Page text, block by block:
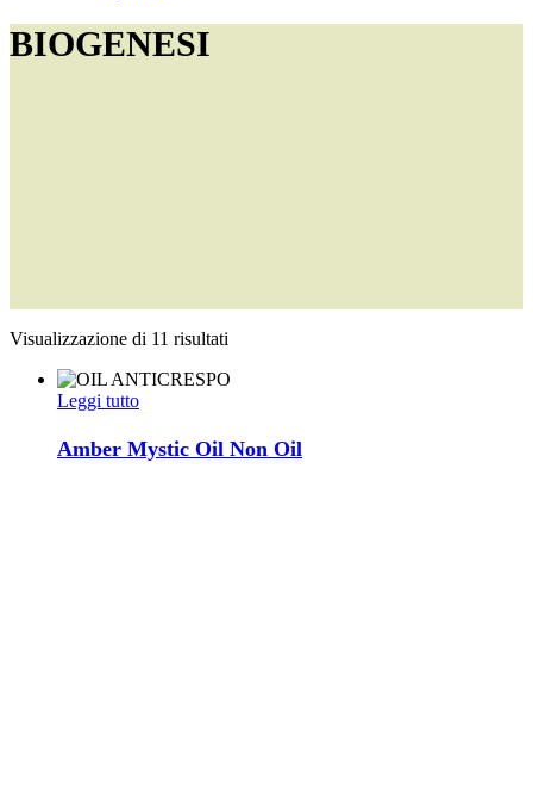
BIOGENESI
Visualizzazione di 11 risultati
Leggi tutto
Amber Mystic Oil Non Oil